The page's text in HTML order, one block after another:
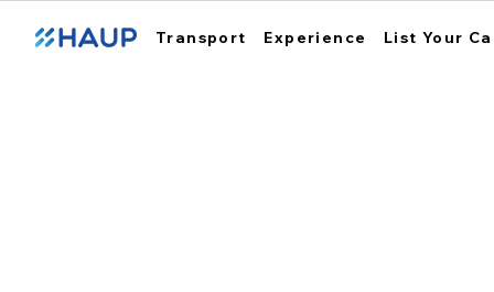
Transport Experience List Your